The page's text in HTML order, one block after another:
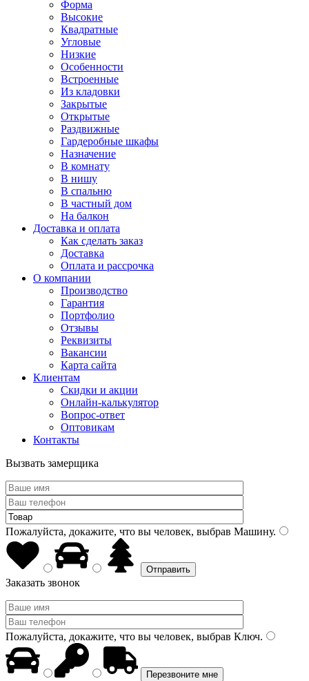
Форма
Высокие
Квадратные
Угловые
Низкие
Особенности
Встроенные
Из кладовки
Закрытые
Открытые
Раздвижные
Гардеробные шкафы
Назначение
В комнату
В нишу
В спальню
В частный дом
На балкон
Доставка и оплата
Как сделать заказ
Доставка
Оплата и рассрочка
О компании
Производство
Гарантия
Портфолио
Отзывы
Реквизиты
Вакансии
Карта сайта
Клиентам
Скидки и акции
Онлайн-калькулятор
Вопрос-ответ
Оптовикам
Контакты
Вызвать замерщика
Пожалуйста, докажите, что вы человек, выбрав Машину.
Заказать звонок
Пожалуйста, докажите, что вы человек, выбрав Ключ.